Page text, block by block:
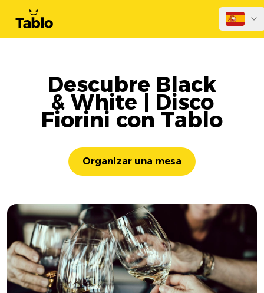
Descubre Black
& White | Disco
Fiorini con Tablo
Organizar una mesa